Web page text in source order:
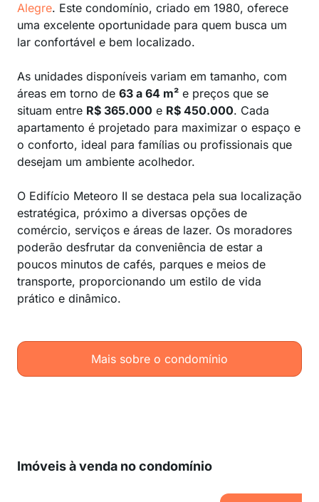
Alegre. Este condomínio, criado em 1980, oferece
uma excelente oportunidade para quem busca um
lar confortável e bem localizado.
As unidades disponíveis variam em tamanho, com
áreas em torno de 63 a 64 m² e preços que se
situam entre R$ 365.000 e R$ 450.000. Cada
apartamento é projetado para maximizar o espaço e
o conforto, ideal para famílias ou profissionais que
desejam um ambiente acolhedor.
O Edifício Meteoro II se destaca pela sua localização
estratégica, próximo a diversas opções de
comércio, serviços e áreas de lazer. Os moradores
poderão desfrutar da conveniência de estar a
poucos minutos de cafés, parques e meios de
transporte, proporcionando um estilo de vida
prático e dinâmico.
Mais sobre o condomínio
Imóveis à venda no condomínio